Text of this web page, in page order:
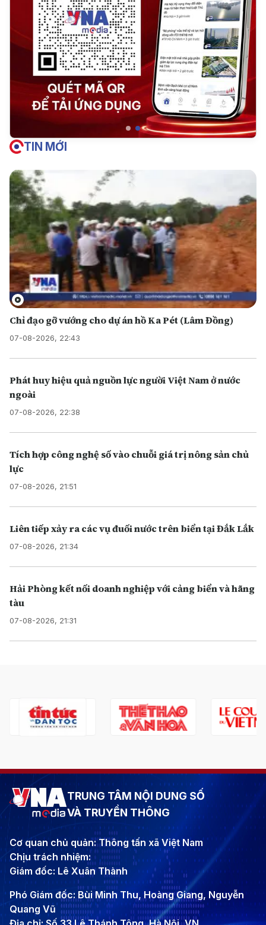
TIN MỚI
Chỉ đạo gỡ vướng cho dự án hồ Ka Pét (Lâm Đồng)
07-08-2026, 22:43
Phát huy hiệu quả nguồn lực người Việt Nam ở nước
ngoài
07-08-2026, 22:38
Tích hợp công nghệ số vào chuỗi giá trị nông sản chủ
lực
07-08-2026, 21:51
Liên tiếp xảy ra các vụ đuối nước trên biển tại Đắk Lắk
07-08-2026, 21:34
Hải Phòng kết nối doanh nghiệp với cảng biển và hãng
tàu
07-08-2026, 21:31
TRUNG TÂM NỘI DUNG SỐ
VÀ TRUYỀN THÔNG
Cơ quan chủ quản: Thông tấn xã Việt Nam
Chịu trách nhiệm:
Giám đốc: Lê Xuân Thành
Phó Giám đốc: Bùi Minh Thu, Hoàng Giang, Nguyễn
Quang Vũ